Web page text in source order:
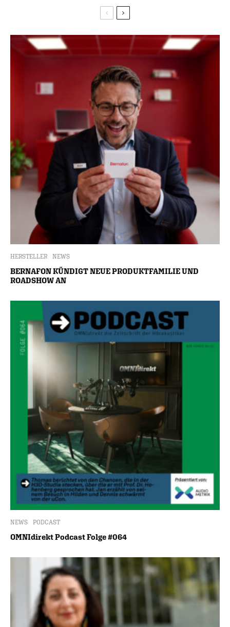
HERSTELLER NEWS
BERNAFON KÜNDIGT NEUE PRODUKTFAMILIE UND
ROADSHOW AN
NEWS PODCAST
OMNIdirekt Podcast Folge #064